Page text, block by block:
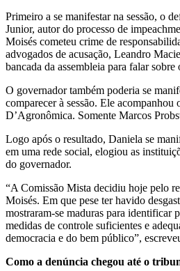
Primeiro a se manifestar na sessão, o
Junior, autor do processo de
Moisés cometeu crime de
advogados de acusação, Leandro
bancada da assembleia para falar sobre
O governador também poderia se
comparecer à sessão. Ele acompanhou
D’Agronômica. Somente Marcos
Logo após o resultado, Daniela se
em uma rede social, elogiou as
do governador.
“A Comissão Mista decidiu hoje pelo
Moisés. Em que pese ter havido
mostraram-se maduras para identificar
medidas de controle suficientes e
democracia e do bem público”,
Como a denúncia chegou até o